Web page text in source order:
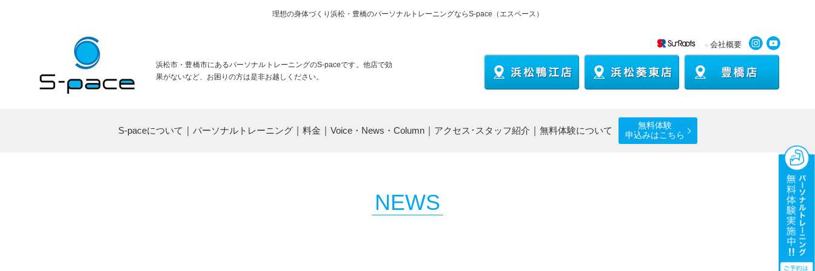
理想の身体づくり浜松・豊橋のパーソナルトレーニングならS-pace（エスペース）
浜松市・豊橋市にあるパーソナルトレーニングのS-paceです。他店で効
果がないなど、お困りの方は是非お越しください。
● 会社概要
S-paceについて パーソナルトレーニング｜ 料金 Voice・News・Column｜ アクセス･スタッフ紹介 無料体験について
無料体験
申込みはこちら
NEWS